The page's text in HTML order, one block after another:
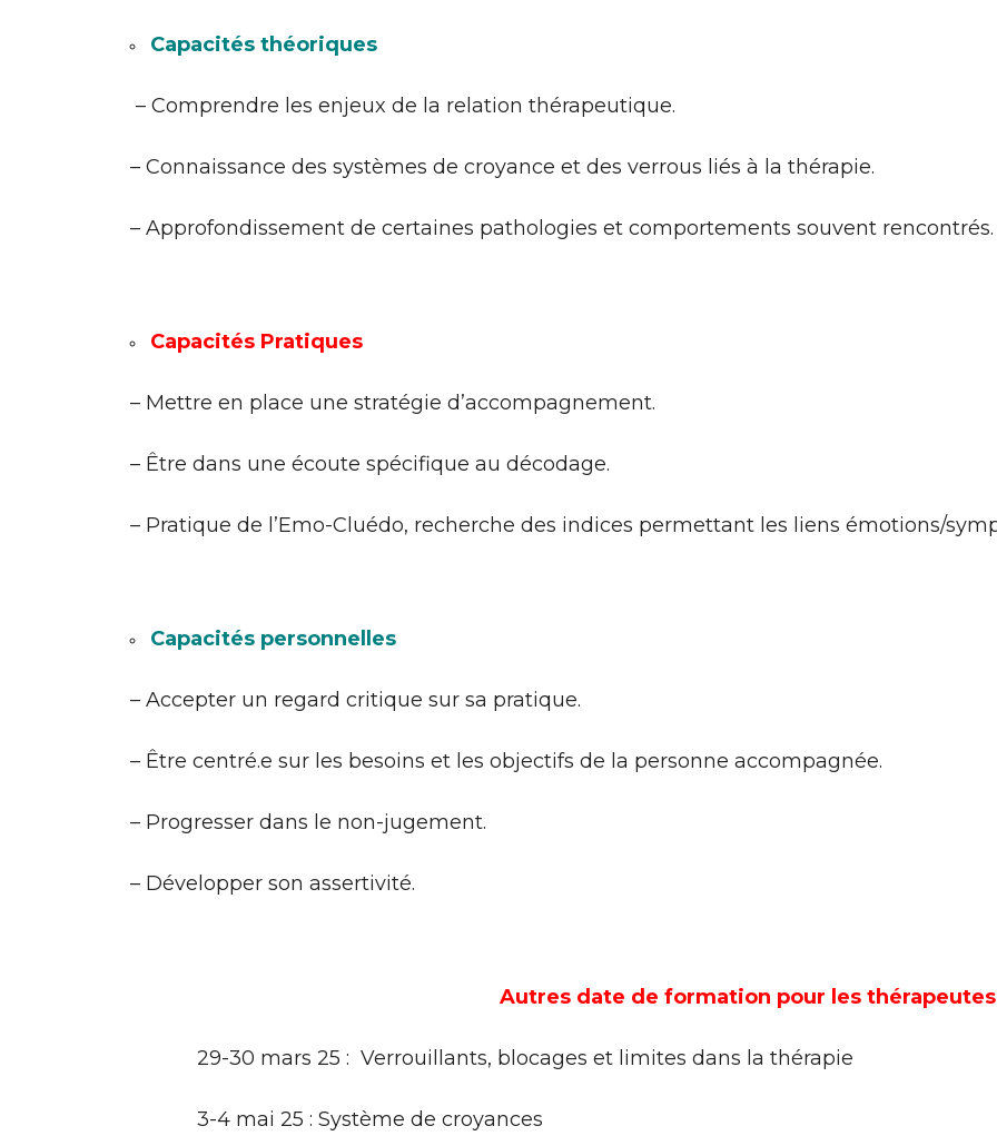
Capacités théoriques
– Comprendre les enjeux de la relation thérapeutique.
– Connaissance des systèmes de croyance et des verrous liés à la thérapie.
– Approfondissement de certaines pathologies et comportements souvent rencontrés.
Capacités Pratiques
– Mettre en place une stratégie d’accompagnement.
– Être dans une écoute spécifique au décodage.
– Pratique de l’Emo-Cluédo, recherche des indices permettant les liens émotions/
Capacités personnelles
– Accepter un regard critique sur sa pratique.
– Être centré.e sur les besoins et les objectifs de la personne accompagnée.
– Progresser dans le non-jugement.
– Développer son assertivité.
Autres date de formation pour les thérapeutes
29-30 mars 25 : Verrouillants, blocages et limites dans la thérapie
3-4 mai 25 : Système de croyances